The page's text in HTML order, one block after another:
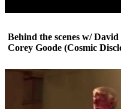
Behind the scenes w/
Corey Goode (Cosmic